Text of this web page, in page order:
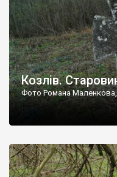
Козлів.
Фото Романа Маленкова,